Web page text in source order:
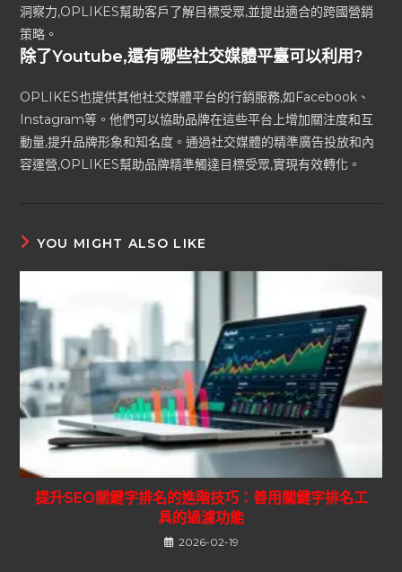
洞察力,OPLIKES幫助客戶了解目標受眾,並提出適合的跨國營銷
策略。
除了Youtube,還有哪些社交媒體平臺可以利用?
OPLIKES也提供其他社交媒體平台的行銷服務,如Facebook、
Instagram等。他們可以協助品牌在這些平台上增加關注度和互
動量,提升品牌形象和知名度。通過社交媒體的精準廣告投放和內
容運營,OPLIKES幫助品牌精準觸達目標受眾,實現有效轉化。
YOU MIGHT ALSO LIKE
提升SEO關鍵字排名的進階技巧：善用關鍵字排名工
具的過濾功能
2026-02-19